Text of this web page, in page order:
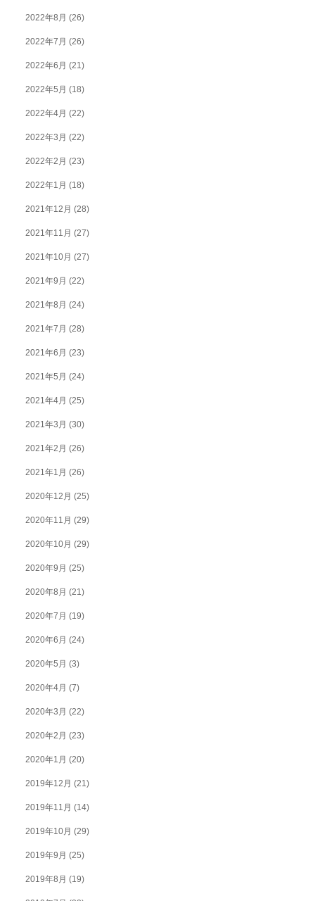
2022年8月 (26)
2022年7月 (26)
2022年6月 (21)
2022年5月 (18)
2022年4月 (22)
2022年3月 (22)
2022年2月 (23)
2022年1月 (18)
2021年12月 (28)
2021年11月 (27)
2021年10月 (27)
2021年9月 (22)
2021年8月 (24)
2021年7月 (28)
2021年6月 (23)
2021年5月 (24)
2021年4月 (25)
2021年3月 (30)
2021年2月 (26)
2021年1月 (26)
2020年12月 (25)
2020年11月 (29)
2020年10月 (29)
2020年9月 (25)
2020年8月 (21)
2020年7月 (19)
2020年6月 (24)
2020年5月 (3)
2020年4月 (7)
2020年3月 (22)
2020年2月 (23)
2020年1月 (20)
2019年12月 (21)
2019年11月 (14)
2019年10月 (29)
2019年9月 (25)
2019年8月 (19)